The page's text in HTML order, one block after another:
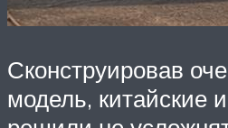
Сконструировав
модель, китайские